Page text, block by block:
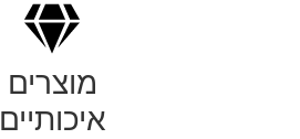
מוצרים
איכותיים